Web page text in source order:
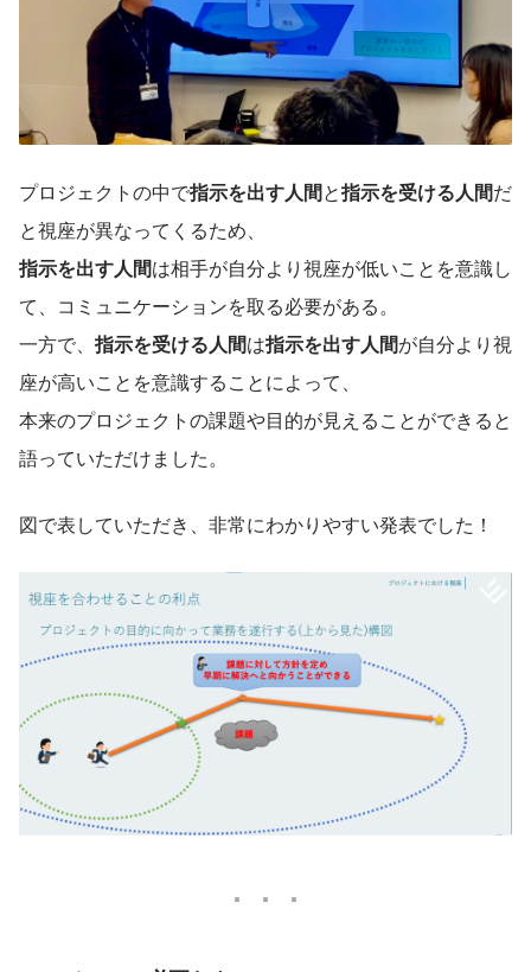
プロジェクトの中で指示を出す人間と指示を受ける人間だ
と視座が異なってくるため、
指示を出す人間は相手が自分より視座が低いことを意識し
て、コミュニケーションを取る必要がある。
一方で、 指示を受ける人間は指示を出す人間が自分より視
座が高いことを意識することによって、
本来のプロジェクトの課題や目的が見えることができると
語っていただけました。
図で表していただき、非常にわかりやすい発表でした！